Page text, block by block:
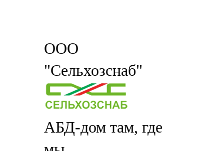
ООО
"Сельхозснаб"
АБД-дом там, где